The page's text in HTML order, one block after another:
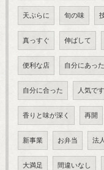
天ぷらに 旬の味
真っすぐ 伸ばして
便利な店 自分にあった
自分に合った 人気です
香りと味が深く 再開
新事業 お弁当 法
大満足 間違いなし